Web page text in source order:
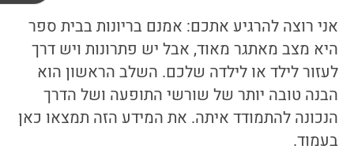
אני רוצה להרגיע אתכם: אמנם בריונות בבית ספר
היא מצב מאתגר מאוד, אבל יש פתרונות ויש דרך
לעזור לילד או לילדה שלכם. השלב הראשון הוא
הבנה טובה יותר של שורשי התופעה ושל הדרך
הנכונה להתמודד איתה. את המידע הזה תמצאו כאן
בעמוד.